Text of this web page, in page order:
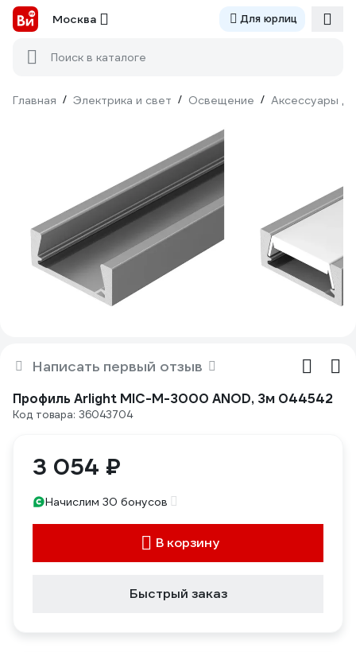
Москва Для юрлиц
Поиск в каталоге
Главная / Электрика и свет / Освещение / Аксессуары
Написать первый отзыв
Профиль Arlight MIC-M-3000 ANOD, 3м 044542
Код товара: 36043704
3 054 ₽
Начислим 30 бонусов
В корзину
Быстрый заказ